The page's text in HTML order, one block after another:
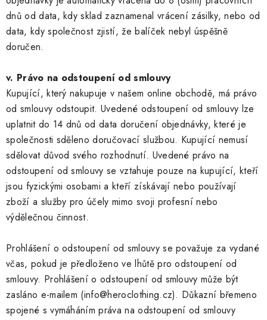
dnů od data, kdy sklad zaznamenal vrácení zásilky, nebo od
data, kdy společnost zjistí, že balíček nebyl úspěšně
doručen.
v. Právo na odstoupení od smlouvy
Kupující, který nakupuje v našem online obchodě, má právo
od smlouvy odstoupit. Uvedené odstoupení od smlouvy lze
uplatnit do 14 dnů od data doručení objednávky, které je
společnosti sděleno doručovací službou. Kupující nemusí
sdělovat důvod svého rozhodnutí. Uvedené právo na
odstoupení od smlouvy se vztahuje pouze na kupující, kteří
jsou fyzickými osobami a kteří získávají nebo používají
zboží a služby pro účely mimo svoji profesní nebo
výdělečnou činnost.
Prohlášení o odstoupení od smlouvy se považuje za vydané
včas, pokud je předloženo ve lhůtě pro odstoupení od
smlouvy. Prohlášení o odstoupení od smlouvy může být
zasláno e-mailem (info@heroclothing.cz). Důkazní břemeno
spojené s vymáháním práva na odstoupení od smlouvy